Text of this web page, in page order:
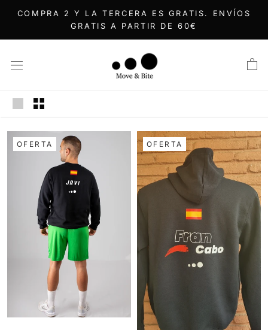
Saltar
contenido
COMPRA 2 Y LA TERCERA ES GRATIS. ENVÍOS
GRATIS A PARTIR DE 60€
OFERTA OFERTA